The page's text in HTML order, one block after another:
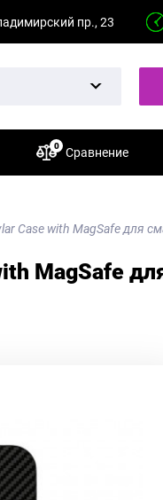
пр., 23
Сравнение
0
Сase with MagSafe для
MagSafe